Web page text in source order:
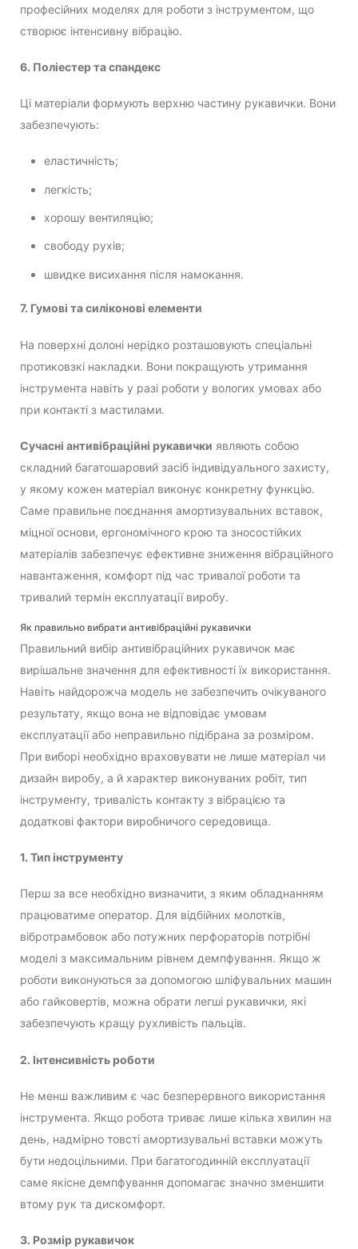
професійних моделях для роботи з інструментом, що
створює інтенсивну вібрацію.
6. Поліестер та спандекс
Ці матеріали формують верхню частину рукавички. Вони
забезпечують:
еластичність;
легкість;
хорошу вентиляцію;
свободу рухів;
швидке висихання після намокання.
7. Гумові та силіконові елементи
На поверхні долоні нерідко розташовують спеціальні
протиковзкі накладки. Вони покращують утримання
інструмента навіть у разі роботи у вологих умовах або
при контакті з мастилами.
Сучасні антивібраційні рукавички являють собою
складний багатошаровий засіб індивідуального захисту,
у якому кожен матеріал виконує конкретну функцію.
Саме правильне поєднання амортизувальних вставок,
міцної основи, ергономічного крою та зносостійких
матеріалів забезпечує ефективне зниження вібраційного
навантаження, комфорт під час тривалої роботи та
тривалий термін експлуатації виробу.
Як правильно вибрати антивібраційні рукавички
Правильний вибір антивібраційних рукавичок має
вирішальне значення для ефективності їх використання.
Навіть найдорожча модель не забезпечить очікуваного
результату, якщо вона не відповідає умовам
експлуатації або неправильно підібрана за розміром.
При виборі необхідно враховувати не лише матеріал чи
дизайн виробу, а й характер виконуваних робіт, тип
інструменту, тривалість контакту з вібрацією та
додаткові фактори виробничого середовища.
1. Тип інструменту
Перш за все необхідно визначити, з яким обладнанням
працюватиме оператор. Для відбійних молотків,
вібротрамбовок або потужних перфораторів потрібні
моделі з максимальним рівнем демпфування. Якщо ж
роботи виконуються за допомогою шліфувальних машин
або гайковертів, можна обрати легші рукавички, які
забезпечують кращу рухливість пальців.
2. Інтенсивність роботи
Не менш важливим є час безперервного використання
інструмента. Якщо робота триває лише кілька хвилин на
день, надмірно товсті амортизувальні вставки можуть
бути недоцільними. При багатогодинній експлуатації
саме якісне демпфування допомагає значно зменшити
втому рук та дискомфорт.
3. Розмір рукавичок